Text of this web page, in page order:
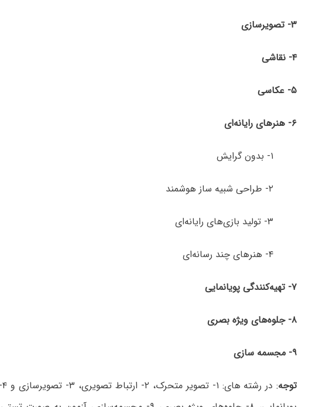
۳- تصویرسازی
۴- نقاشی
۵- عکاسی
۶- هنرهای رایانه‌ای
۱- بدون گرایش
۲- طراحی شبیه ساز هوشمند
۳- تولید بازی‌های رایانه‌ای
۴- هنرهای چند رسانه‌ای
۷- تهیه‌کنندگی پویانمایی
۸- جلوه‌های ویژه بصری
۹- مجسمه سازی
توجه